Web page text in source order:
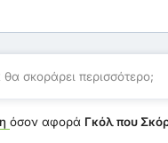
σκοράρει περισσότερο;
όσον αφορά Γκόλ που